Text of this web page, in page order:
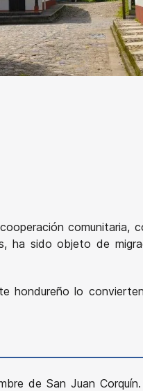
comunitaria,
ha sido objeto de
hondureño lo
de San Juan